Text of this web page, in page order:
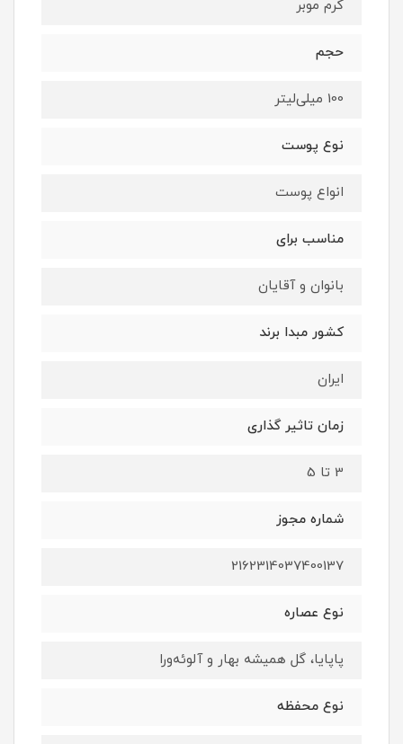
کرم موبر
حجم
100 میلی‌لیتر
نوع پوست
انواع پوست
مناسب برای
بانوان و آقایان
کشور مبدا برند
ایران
زمان تاثیر گذاری
3 تا 5
شماره مجوز
2162314037400137
نوع عصاره
پاپایا، گل همیشه بهار و آلوئه‌ورا
نوع محفظه